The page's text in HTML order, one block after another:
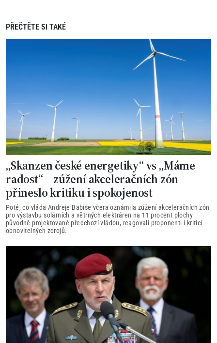
PŘEČTĚTE SI TAKÉ
„Skanzen české energetiky“ vs „Máme
radost“ – zúžení akceleračních zón
přineslo kritiku i spokojenost
Poté, co vláda Andreje Babiše včera oznámila zúžení akceleračních zón
pro výstavbu solárních a větrných elektráren na 11 procent plochy
původně projektované předchozí vládou, reagovali proponenti i kritici
obnovitelných zdrojů.